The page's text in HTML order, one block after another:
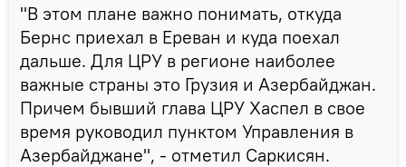
"В этом плане важно понимать, откуда
Бернс приехал в Ереван и куда поехал
дальше. Для ЦРУ в регионе наиболее
важные страны это Грузия и Азербайджан.
Причем бывший глава ЦРУ Хаспел в свое
время руководил пунктом Управления в
Азербайджане", - отметил Саркисян.